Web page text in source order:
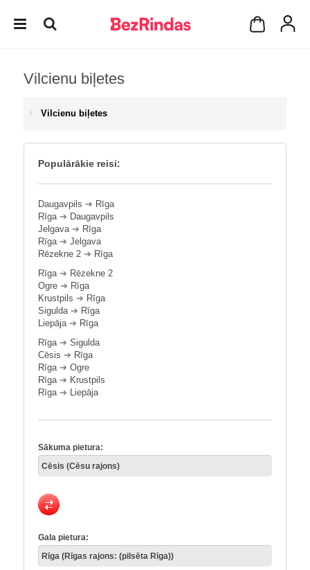
Vilcienu biļetes
Vilcienu biļetes
Populārākie reisi:
Daugavpils ➔ Rīga
Rīga➔ Daugavpils
Jelgava➔ Rīga
Rīga➔ Jelgava
Rēzekne 2 ➔ Rīga
Rīga➔ Rēzekne 2
Ogre ➔ Rīga
Krustpils ➔ Rīga
Sigulda➔ Rīga
Liepāja➔ Rīga
Rīga➔ Sigulda
Cēsis ➔ Rīga
Rīga➔ Ogre
Rīga➔ Krustpils
Rīga➔ Liepāja
Sākuma pietura:
Gala pietura: